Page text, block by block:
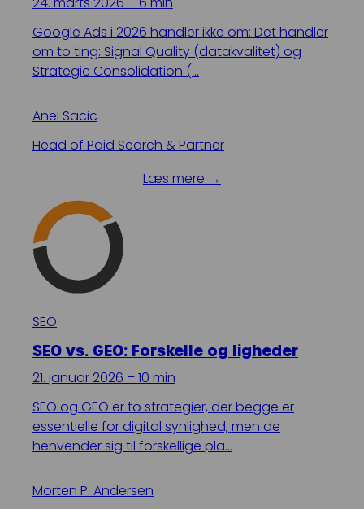
Google Ads i 2026 handler ikke om: Det handler
om to ting: Signal Quality (datakvalitet) og
Strategic Consolidation (…
Anel Sacic
Head of Paid Search & Partner
Læs mere →
SEO
SEO vs. GEO: Forskelle og ligheder
21. januar 2026 – 10 min
SEO og GEO er to strategier, der begge er
essentielle for digital synlighed, men de
henvender sig til forskellige pla…
Morten P. Andersen